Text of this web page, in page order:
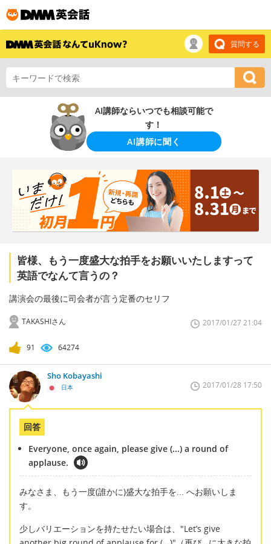
質問する
AI講師ならいつでも相談可能で
す！
AI講師に聞く
皆様、もう一度盛大な拍手をお願いいたしますって
英語でなんて言うの？
講演会の最後に司会者が言う定番のセリフ
TAKASHIさん 2017/01/27 21:04
91 64274
Sho Kobayashi
日本 2017/01/28 17:50
回答
Everyone, once again, please give (...) a round of
applause.
みなさま、もう一度(誰かに)盛大な拍手を... へお願いしま
す。
少しバリエーションを持たせたい場合は、"Let’s give